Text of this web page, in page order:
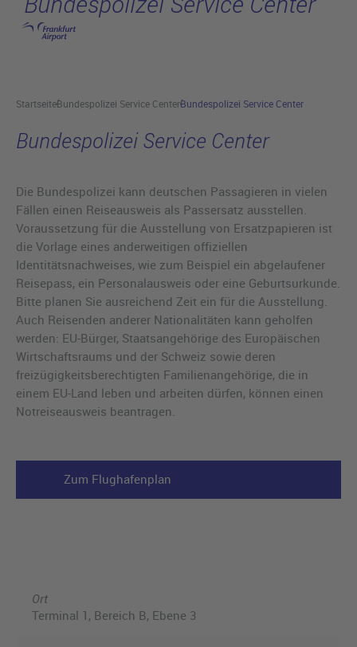
Hauptinhalt anspringen
StartseiteBundespolizei Service CenterBundespolizei Service Center
Bundespolizei Service Center
Die Bundespolizei kann deutschen Passagieren in vielen
Fällen einen Reiseausweis als Passersatz ausstellen.
Voraussetzung für die Ausstellung von Ersatzpapieren ist
die Vorlage eines anderweitigen offiziellen
Identitätsnachweises, wie zum Beispiel ein abgelaufener
Reisepass, ein Personalausweis oder eine Geburtsurkunde.
Bitte planen Sie ausreichend Zeit ein für die Ausstellung.
Auch Reisenden anderer Nationalitäten kann geholfen
werden: EU-Bürger, Staatsangehörige des Europäischen
Wirtschaftsraums und der Schweiz sowie deren
freizügigkeitsberechtigten Familienangehörige, die in
einem EU-Land leben und arbeiten dürfen, können einen
Notreiseausweis beantragen.
Zum Flughafenplan
Ort
Terminal 1, Bereich B, Ebene 3